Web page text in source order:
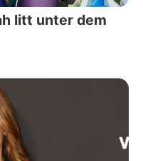
litt unter dem